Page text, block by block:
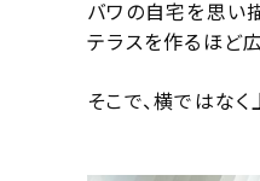
バワの自宅を思い
テラスを作るほど
そこで、横ではな